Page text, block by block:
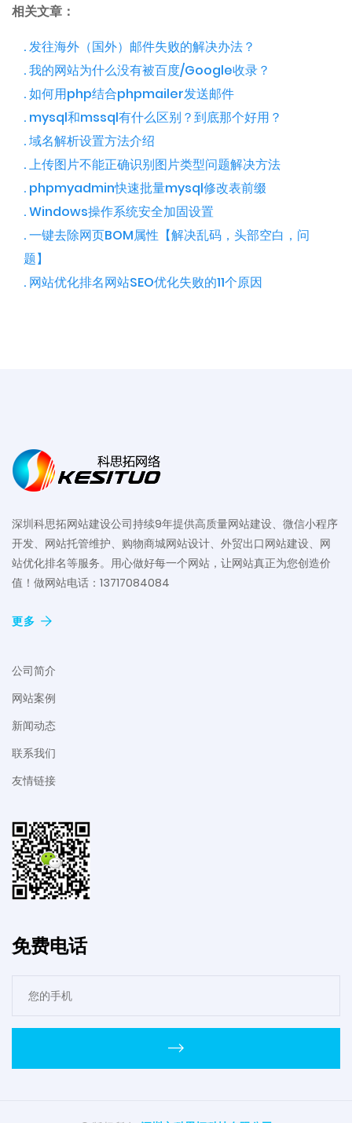
相关文章：
. 发往海外（国外）邮件失败的解决办法？
. 我的网站为什么没有被百度/Google收录？
. 如何用php结合phpmailer发送邮件
. mysql和mssql有什么区别？到底那个好用？
. 域名解析设置方法介绍
. 上传图片不能正确识别图片类型问题解决方法
. phpmyadmin快速批量mysql修改表前缀
. Windows操作系统安全加固设置
. 一键去除网页BOM属性【解决乱码，头部空白， 问
题】
. 网站优化排名网站SEO优化失败的11个原因
深圳科思拓网站建设公司持续9年提供高质量网站建设、微信小程序
开发、网站托管维护、购物商城网站设计、外贸出口网站建设、网
站优化排名等服务。用心做好每一个网站，让网站真正为您创造价
值！做网站电话：13717084084
更多
公司简介
网站案例
新闻动态
联系我们
友情链接
免费电话